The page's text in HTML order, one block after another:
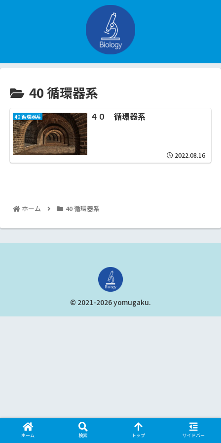
40 循環器系
40 循環器系 ４０ 循環器系
2022.08.16
ホーム 40 循環器系
© 2021-2026 yomugaku.
ホーム 検索 トップ サイドバー